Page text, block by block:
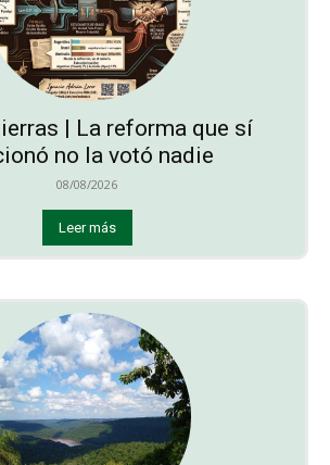
| La reforma que sí
no la votó nadie
08/08/2026
Leer más